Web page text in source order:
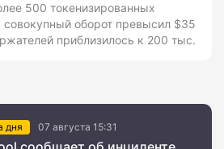
500 токенизированных
совокупный оборот превысил $35
приблизилось к 200 тыс.
дня 07 августа 15:31